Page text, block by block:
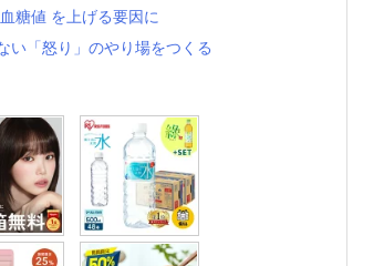
糖値 を上げる要因に
い「怒り」のやり場をつくる